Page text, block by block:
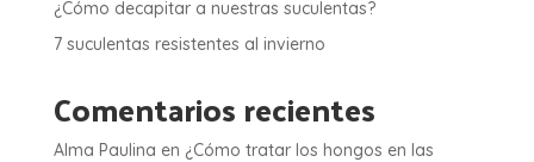
¿Cómo decapitar a nuestras suculentas?
7 suculentas resistentes al invierno
Comentarios recientes
Alma Paulina en ¿Cómo tratar los hongos en las